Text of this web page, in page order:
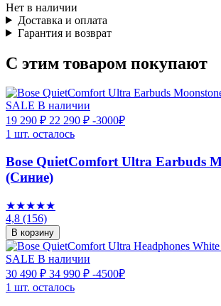
Нет в наличии
Доставка и оплата
Гарантия и возврат
С этим товаром покупают
SALE В наличии
19 290 ₽ 22 290 ₽ -3000₽
1 шт. осталось
Bose QuietComfort Ultra Earbuds
(Синие)
★★★★★
4,8 (156)
В корзину
SALE В наличии
30 490 ₽ 34 990 ₽ -4500₽
1 шт. осталось